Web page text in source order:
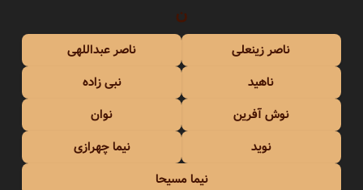
ن
ناصر زینعلی
ناصر عبداللهی
ناهید
نبی زاده
نوش آفرین
نوان
نوید
نیما چهرازی
نیما مسیحا